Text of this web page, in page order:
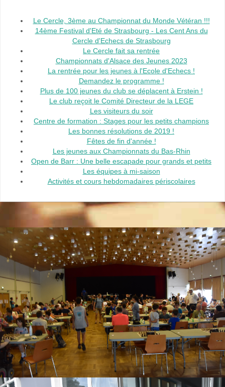
Le Cercle, 3ème au Championnat du Monde Vétéran !!!
14ème Festival d'Eté de Strasbourg - Les Cent Ans du
Cercle d'Echecs de Strasbourg
Le Cercle fait sa rentrée
Championnats d'Alsace des Jeunes 2023
La rentrée pour les jeunes à l'Ecole d'Echecs !
Demandez le programme !
Plus de 100 jeunes du club se déplacent à Erstein !
Le club reçoit le Comité Directeur de la LEGE
Les visiteurs du soir
Centre de formation : Stages pour les petits champions
Les bonnes résolutions de 2019 !
Fêtes de fin d'année !
Les jeunes aux Championnats du Bas-Rhin
Open de Barr : Une belle escapade pour grands et petits
Les équipes à mi-saison
Activités et cours hebdomadaires périscolaires